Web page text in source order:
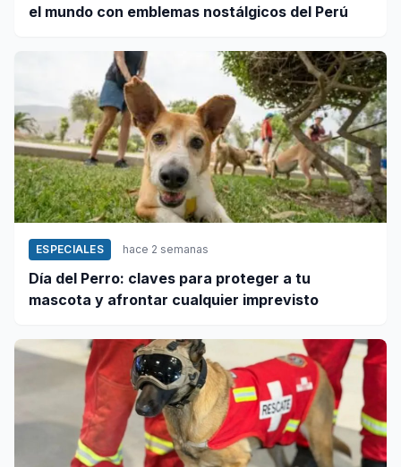
el mundo con emblemas nostálgicos del Perú
ESPECIALES hace 2 semanas
Día del Perro: claves para proteger a tu
mascota y afrontar cualquier imprevisto